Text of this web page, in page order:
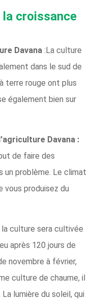
croissance
Davana :La culture
dans le sud de
terre rouge ont plus
également bien sur
Davana :
de faire des
un problème. Le climat
vous produisez du
culture sera cultivée
après 120 jours de
novembre à février,
culture de chaume, il
lumière du soleil, qui